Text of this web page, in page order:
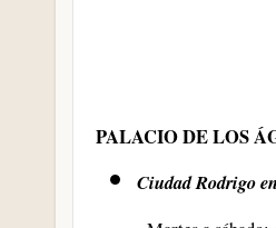
PALACIO DE LOS
Ciudad Rodrigo